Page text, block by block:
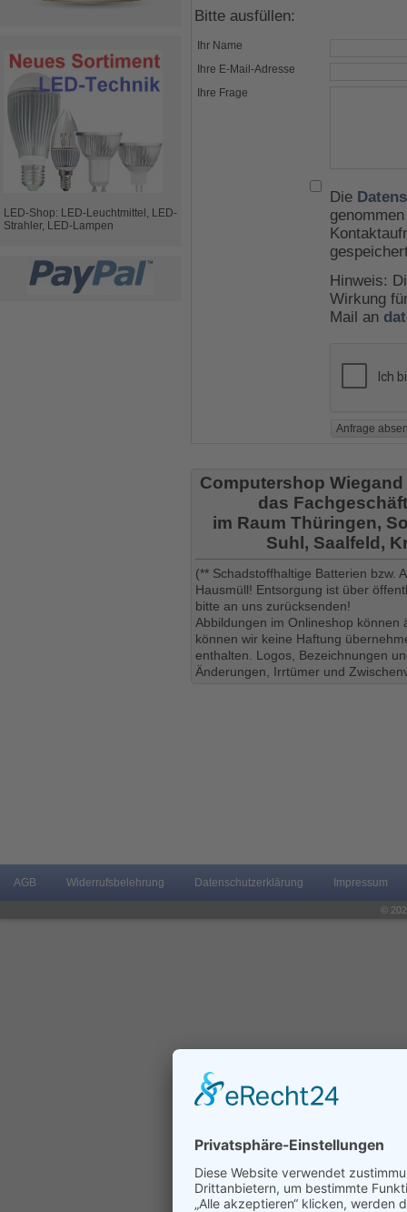
LED-Shop: LED-Leuchtmittel, LED-
Strahler, LED-Lampen
Bitte ausfüllen:
Ihr Name
Ihre E-Mail-Adresse
Ihre Frage
Die
Hinweis:
Wirkung
Mail an
Computershop
das
im Raum Thüringen,
Suhl, Saalfeld,
(** Schadstoffhaltige Batterien bzw.
Hausmüll! Entsorgung ist über
bitte an uns zurücksenden!
Abbildungen im Onlineshop
können wir keine Haftung
enthalten. Logos, Bezeichnungen
Änderungen, Irrtümer und
AGB Widerrufsbelehrung Datenschutzerklärung Impressum
©